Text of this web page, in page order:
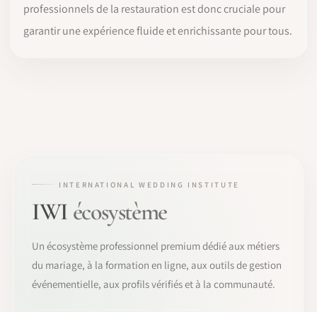
professionnels de la restauration est donc cruciale pour
garantir une expérience fluide et enrichissante pour tous.
INTERNATIONAL WEDDING INSTITUTE
IWI écosystème
Un écosystème professionnel premium dédié aux métiers
du mariage, à la formation en ligne, aux outils de gestion
événementielle, aux profils vérifiés et à la communauté.